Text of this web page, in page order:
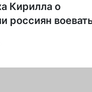
Кирилла о
россиян